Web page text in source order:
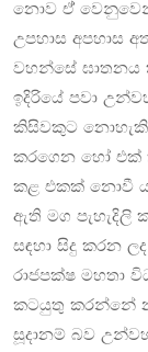
නොව ඒ්
උපහාස අපහාස
වහන්සේ ඝාතනය
ඉදිරියේ පවා
කිසිවකුට නොහැකි
කරගෙන හෝ එක්
කළ එකක් නොවී ය.
ඇති මග පැහැදිලි
සඳහා සිදු කරන
රාජපක්ෂ මහතා
කටයුතු කරන්නේ
සූදානම් බව